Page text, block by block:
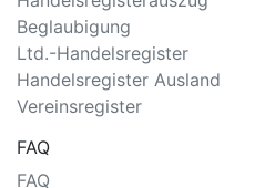
Beglaubigung
Ltd.-Handelsregister
Handelsregister Ausland
Vereinsregister
FAQ
FAQ